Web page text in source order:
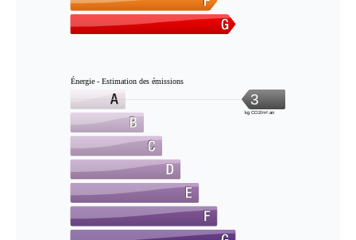
Énergie - Estimation des émissions
3
kg CO2/m².an